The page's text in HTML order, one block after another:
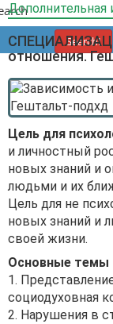
Search!
отношения.
Цель для
и личностный
новых знаний и
людьми и их
Цель для не
новых знаний и
своей жизни.
Основные темы
1.
социодуховная
2. Нарушения в